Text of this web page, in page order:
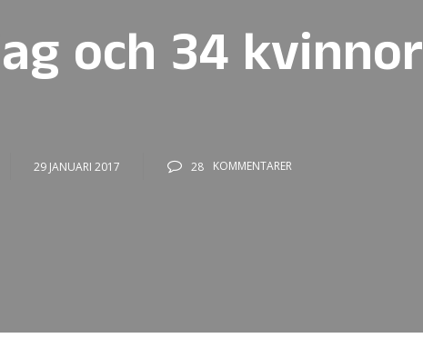
och 34 kvinnor
29 JANUARI 2017 28 KOMMENTARER